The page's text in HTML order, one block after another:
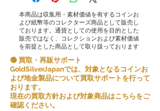
本商品は収集用・素材価値を有するコインお
よび紙幣等のコレクターズ商品として販売し
ております。通貨としての使用を目的とした
販売ではなく、コレクションおよび素材価値
を前提とした商品として取り扱っております
🟢 買取・再販サポート
GoldSilverJapanでは、対象となるコインお
よび地金製品について買取サポートを行って
おります。
現在の買取方針および対象商品はこちらをご
確認ください。